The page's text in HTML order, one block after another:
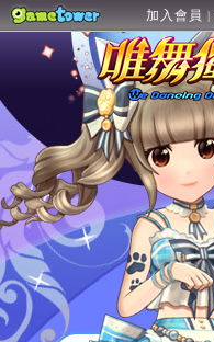
加入會員 |